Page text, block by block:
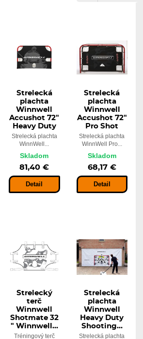
Strelecká
plachta
Winnwell
Accushot 72"
Heavy Duty
Strelecká plachta
WinnWell...
Skladom
81,40 €
Detail
Strelecká
plachta
Winnwell
Accushot 72"
Pro Shot
Strelecká plachta
WinnWell Pro...
Skladom
68,17 €
Detail
Strelecký
terč
Winnwell
Shotmate 32
" Winnwell...
Tréningový terč
Strelecká
plachta
Winnwell
Heavy Duty
Shooting...
Strelecká plachta